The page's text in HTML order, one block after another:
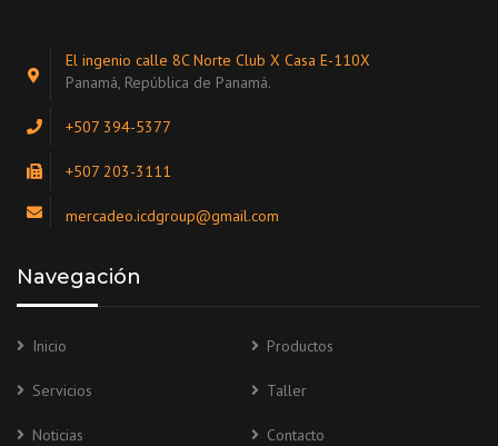
El ingenio calle 8C Norte Club X Casa E-110X
Panamá, República de Panamá.
+507 394-5377
+507 203-3111
mercadeo.icdgroup@gmail.com
Navegación
Inicio Productos
Servicios Taller
Noticias Contacto